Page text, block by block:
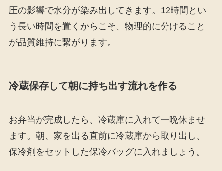
圧の影響で水分が染み出してきます。12時間とい
う長い時間を置くからこそ、物理的に分けること
が品質維持に繋がります。
冷蔵保存して朝に持ち出す流れを作る
お弁当が完成したら、冷蔵庫に入れて一晩休ませ
ます。朝、家を出る直前に冷蔵庫から取り出し、
保冷剤をセットした保冷バッグに入れましょう。